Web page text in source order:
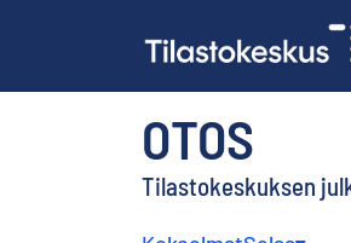
OTOS
Tilastokeskuksen